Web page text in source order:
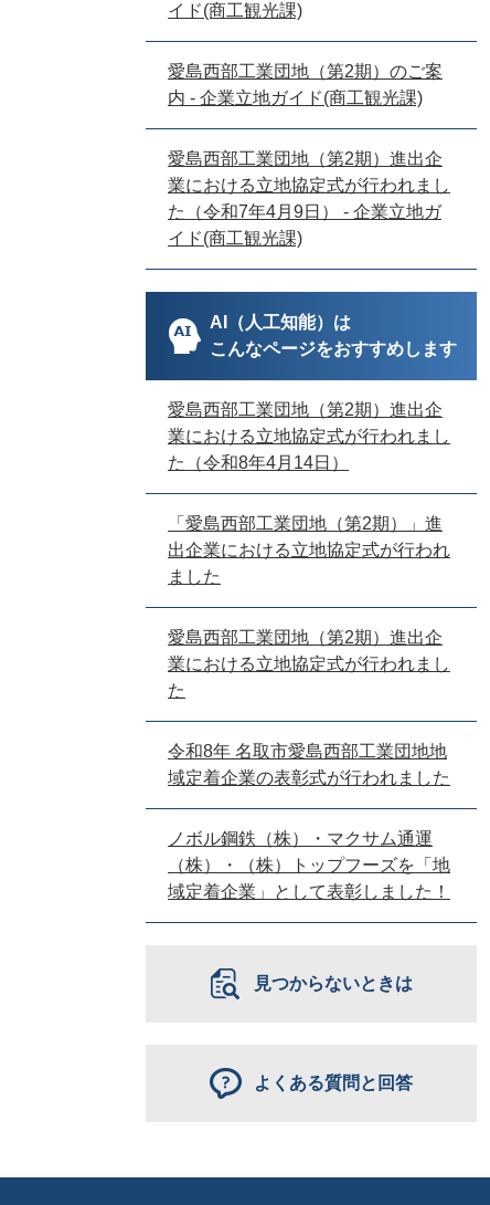
イド(商工観光課)
愛島西部工業団地（第2期）のご案
内 - 企業立地ガイド(商工観光課)
愛島西部工業団地（第2期）進出企
業における立地協定式が行われまし
た（令和7年4月9日） - 企業立地ガ
イド(商工観光課)
AI（人工知能）は
こんなページをおすすめします
愛島西部工業団地（第2期）進出企
業における立地協定式が行われまし
た（令和8年4月14日）
「愛島西部工業団地（第2期）」進
出企業における立地協定式が行われ
ました
愛島西部工業団地（第2期）進出企
業における立地協定式が行われまし
た
令和8年 名取市愛島西部工業団地地
域定着企業の表彰式が行われました
ノボル鋼鉄（株）・マクサム通運
（株）・（株）トップフーズを「地
域定着企業」として表彰しました！
見つからないときは
よくある質問と回答